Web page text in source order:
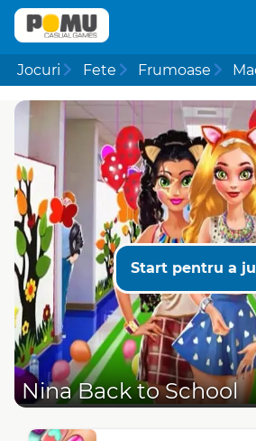
Jocuri Fete Frumoase
Start pentru a
Nina Back to School